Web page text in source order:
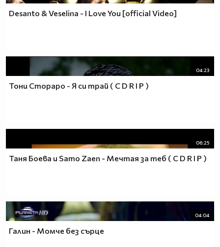
Desanto & Veselina - I Love You [official Video]
04:23
Тони Стораро - Я си трай ( C D R I P )
06:25
Таня Боева и Samo Zaen - Мечтая за теб ( C D R I P )
04:04
Галин - Момче без сърце